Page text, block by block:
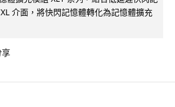
介面，將快閃記憶體轉化為記憶體擴充